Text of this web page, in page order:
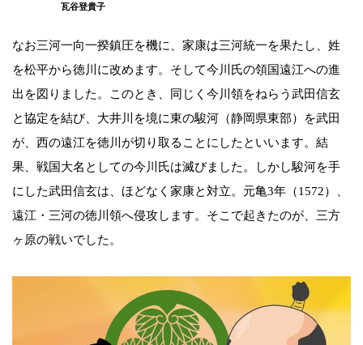
瓦谷登貴子
なお三河一向一揆鎮圧を機に、家康は三河統一を果たし、姓
を松平から徳川に改めます。そして今川氏の領国遠江への進
出を図りました。このとき、同じく今川領をねらう武田信玄
と協定を結び、大井川を境に東の駿河（静岡県東部）を武田
が、西の遠江を徳川が切り取ることにしたといいます。結
果、戦国大名としての今川氏は滅びました。しかし駿河を手
にした武田信玄は、ほどなく家康と対立。元亀3年（1572）、
遠江・三河の徳川領へ侵攻します。そこで起きたのが、三方
ヶ原の戦いでした。